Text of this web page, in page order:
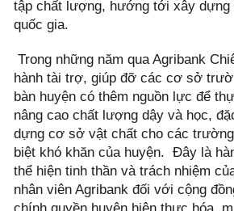
tập chất lượng, hướng tới xây dựng
quốc gia.
Trong những năm qua Agribank
hành tài trợ, giúp đỡ các cơ sở
bàn huyện có thêm nguồn lực để
nâng cao chất lượng dậy và học,
dựng cơ sở vật chất cho các
biệt khó khăn của huyện. Đây là
thể hiện tinh thần và trách nhiệm
nhân viên Agribank đối với cộng